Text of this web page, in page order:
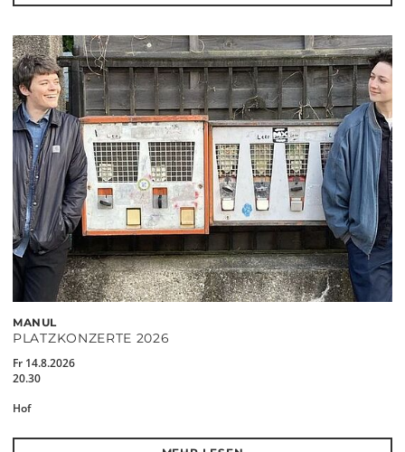
MANUL
PLATZKONZERTE 2026
Fr 14.8.2026
20.30
Hof